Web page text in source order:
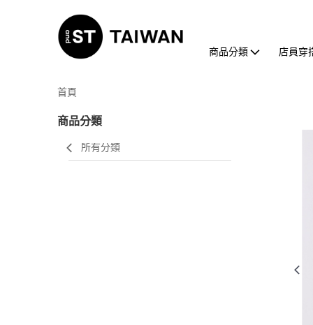
商品分類 店員穿
首頁
商品分類
所有分類